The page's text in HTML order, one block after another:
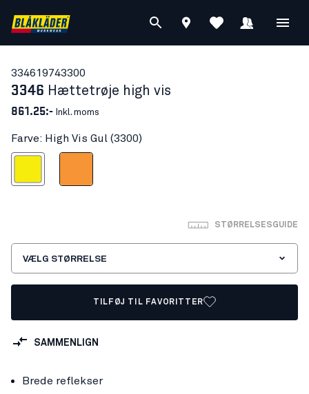
334619743300
3346 Hættetrøje high vis
861.25:- Inkl. moms
Farve: High Vis Gul (3300)
STØRRELSESGUIDE
VÆLG STØRRELSE
TILFØJ TIL FAVORITTER
SAMMENLIGN
Brede reflekser